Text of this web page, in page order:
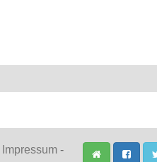
Impressum -